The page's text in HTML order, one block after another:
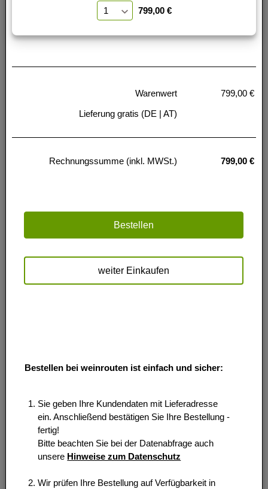
799,00 €
Warenwert
799,00 €
Lieferung gratis (DE | AT)
Rechnungssumme (inkl. MWSt.) 799,00 €
Bestellen
weiter Einkaufen
Bestellen bei weinrouten ist einfach und sicher:
Sie geben Ihre Kundendaten mit Lieferadresse
ein. Anschließend bestätigen Sie Ihre Bestellung -
fertig!
Bitte beachten Sie bei der Datenabfrage auch
unsere Hinweise zum Datenschutz
Wir prüfen Ihre Bestellung auf Verfügbarkeit in